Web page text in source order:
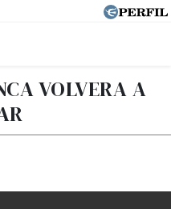
VOLVERA A